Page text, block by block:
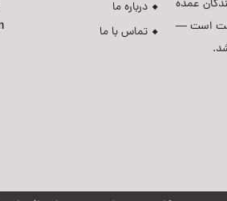
عمده
است —
درباره ما
تماس با ما